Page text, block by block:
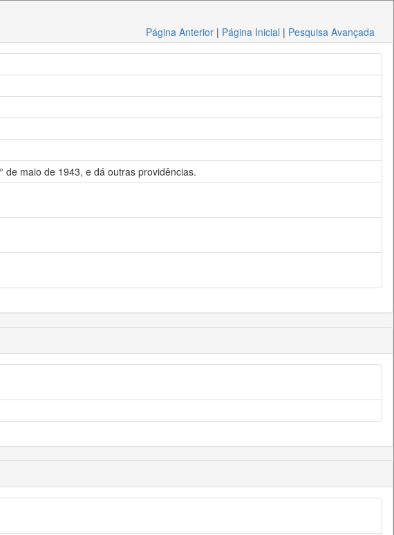
Página Anterior | Página Inicial | Pesquisa Avançada
de maio de 1943, e dá outras providências.